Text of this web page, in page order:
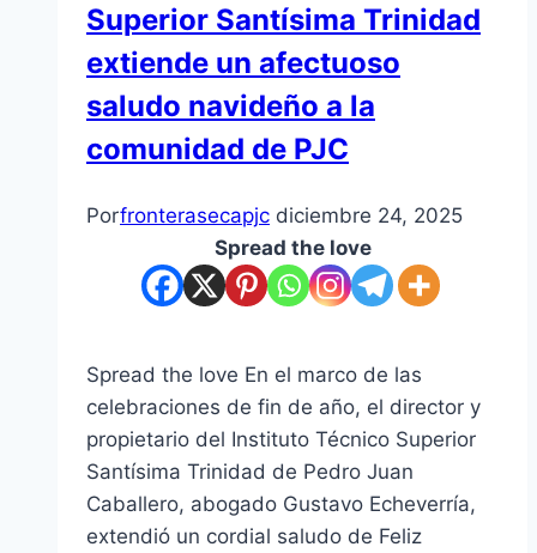
Superior Santísima Trinidad
extiende un afectuoso
saludo navideño a la
comunidad de PJC
Porfronterasecapjc diciembre 24, 2025
Spread the love
Spread the love En el marco de las
celebraciones de fin de año, el director y
propietario del Instituto Técnico Superior
Santísima Trinidad de Pedro Juan
Caballero, abogado Gustavo Echeverría,
extendió un cordial saludo de Feliz